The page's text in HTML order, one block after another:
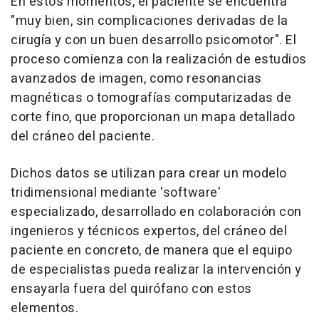
"muy bien, sin complicaciones derivadas de la
cirugía y con un buen desarrollo psicomotor". El
proceso comienza con la realización de estudios
avanzados de imagen, como resonancias
magnéticas o tomografías computarizadas de
corte fino, que proporcionan un mapa detallado
del cráneo del paciente.
Dichos datos se utilizan para crear un modelo
tridimensional mediante 'software'
especializado, desarrollado en colaboración con
ingenieros y técnicos expertos, del cráneo del
paciente en concreto, de manera que el equipo
de especialistas pueda realizar la intervención y
ensayarla fuera del quirófano con estos
elementos.